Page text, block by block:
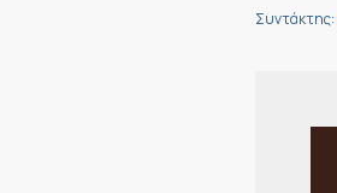
Συντάκτης: